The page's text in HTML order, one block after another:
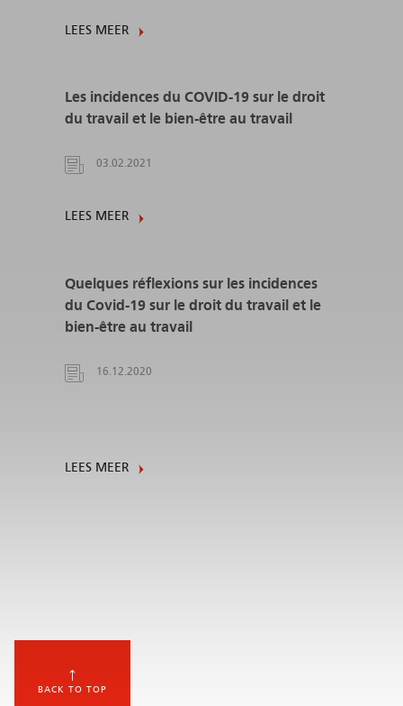
LEES MEER
Les incidences du COVID-19 sur le droit
du travail et le bien-être au travail
03.02.2021
LEES MEER
Quelques réflexions sur les incidences
du Covid-19 sur le droit du travail et le
bien-être au travail
16.12.2020
LEES MEER
BACK TO TOP